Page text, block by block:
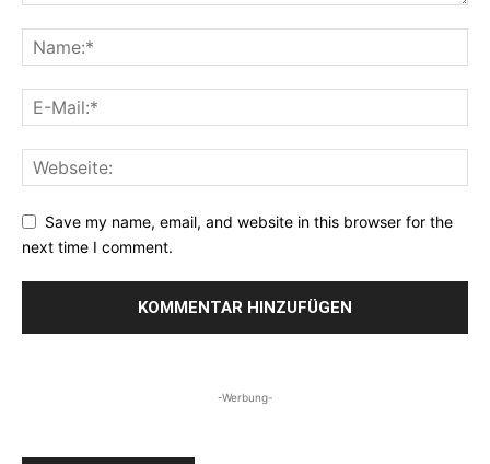
Save my name, email, and website in this browser for the
next time I comment.
-Werbung-